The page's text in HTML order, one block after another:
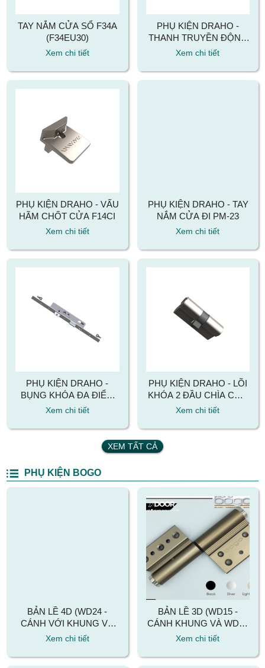
TAY NẮM CỬA SỔ F34A
(F34EU30)
Xem chi tiết
PHỤ KIỆN DRAHO -
THANH TRUYỀN ĐỘNG
LG12
Xem chi tiết
PHỤ KIỆN DRAHO - VẤU
HÃM CHỐT CỬA F14CI
Xem chi tiết
PHỤ KIỆN DRAHO - TAY
NẮM CỬA ĐI PM-23
Xem chi tiết
PHỤ KIỆN DRAHO -
BỤNG KHÓA ĐA ĐIỂM
CỬA ĐI 2885C1
Xem chi tiết
PHỤ KIỆN DRAHO - LÕI
KHÓA 2 ĐẦU CHÌA CỬA
ĐI DRAHO
Xem chi tiết
XEM TẤT CẢ
PHỤ KIỆN BOGO
BẢN LỀ 4D (WD24 -
CÁNH VỚI KHUNG VÀ
WD25 - CÁNH VỚI
NHÔM XINGFA
Xem chi tiết
BẢN LỀ 3D (WD15 -
CÁNH KHUNG VÀ WD14
- CÁNH CÁNH) DÙNG
Xem chi tiết